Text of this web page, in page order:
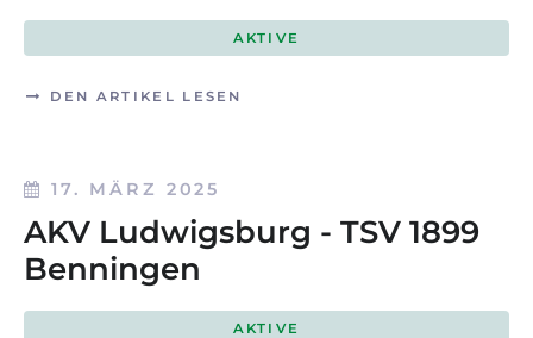
AKTIVE
DEN ARTIKEL LESEN
17. MÄRZ 2025
AKV Ludwigsburg - TSV 1899
Benningen
AKTIVE